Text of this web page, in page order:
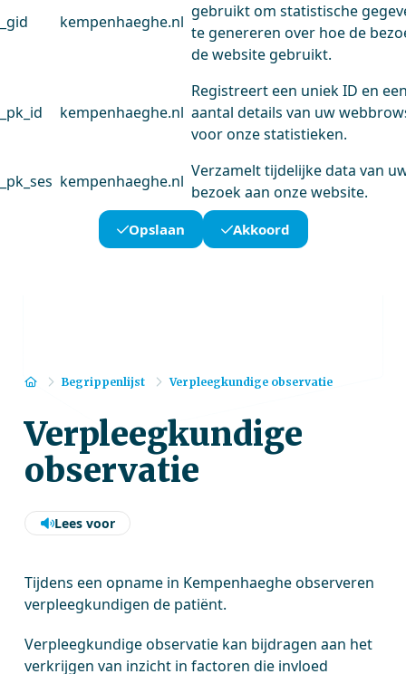
_gid kempenhaeghe.nl
gebruikt om statistische
te genereren over hoe de
de website gebruikt.
_pk_id kempenhaeghe.nl
Registreert een uniek ID en
aantal details van uw
voor onze statistieken.
_pk_ses kempenhaeghe.nl
Verzamelt tijdelijke data van
bezoek aan onze website.
Opslaan Akkoord
HomeBegrippenlijst Verpleegkundige observatie
Verpleegkundige
observatie
Lees voor
Tijdens een opname in Kempenhaeghe observeren
verpleegkundigen de patiënt.
Verpleegkundige observatie kan bijdragen aan het
verkrijgen van inzicht in factoren die invloed